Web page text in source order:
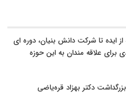
از ایده تا شرکت دانش بنیان، دوره ای
برای علاقه مندان به این حوزه
دکتر بهزاد قره‌یاضی